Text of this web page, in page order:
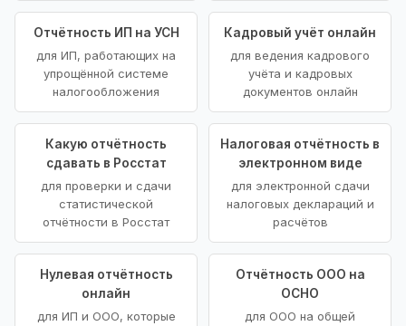
Отчётность ИП на УСН
для ИП, работающих на
упрощённой системе
налогообложения
Кадровый учёт онлайн
для ведения кадрового
учёта и кадровых
документов онлайн
Какую отчётность
сдавать в Росстат
для проверки и сдачи
статистической
отчётности в Росстат
Налоговая отчётность в
электронном виде
для электронной сдачи
налоговых деклараций и
расчётов
Нулевая отчётность
онлайн
для ИП и ООО, которые
Отчётность ООО на
ОСНО
для ООО на общей